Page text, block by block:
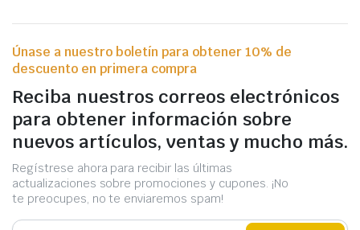
Únase a nuestro boletín para obtener 10% de
descuento en primera compra
Reciba nuestros correos electrónicos
para obtener información sobre
nuevos artículos, ventas y mucho más.
Regístrese ahora para recibir las últimas
actualizaciones sobre promociones y cupones. ¡No
te preocupes, no te enviaremos spam!